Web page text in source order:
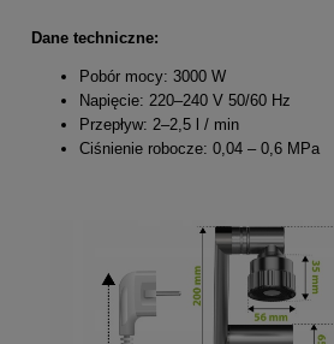
Dane techniczne:
Pobór mocy: 3000 W
Napięcie: 220–240 V 50/60 Hz
Przepływ: 2–2,5 l / min
Ciśnienie robocze: 0,04 – 0,6 MPa